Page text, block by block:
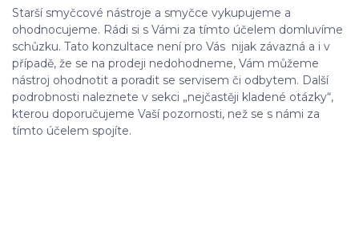
Starší smyčcové nástroje a smyčce vykupujeme a
ohodnocujeme. Rádi si s Vámi za tímto účelem domluvíme
schůzku. Tato konzultace není pro Vás nijak závazná a i v
případě, že se na prodeji nedohodneme, Vám můžeme
nástroj ohodnotit a poradit se servisem či odbytem. Další
podrobnosti naleznete v sekci „nejčastěji kladené otázky“,
kterou doporučujeme Vaší pozornosti, než se s námi za
tímto účelem spojíte.